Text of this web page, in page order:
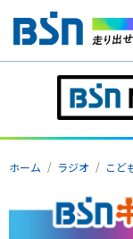
ホー
テレ
ラジ
アナ
ホーム ラジオ こど